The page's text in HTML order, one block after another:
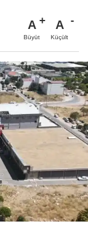
A
Büyüt
A
Küçült